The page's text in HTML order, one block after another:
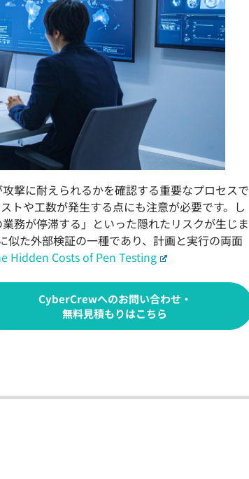
撃に耐えられるかを確認する重要なプロセスで
トや工数が発生する点にも注意が必要です。し
務が停滞する」といった隠れたリスクが生じま
似た外部検証の一種であり、計画と実行の両面
Hidden Costs of Pen Testing
CyberCrewへのお問い合わせ・
無料見積もりはこちら